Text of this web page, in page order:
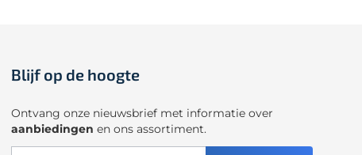
Blijf op de hoogte
Ontvang onze nieuwsbrief met informatie over
aanbiedingen en ons assortiment.